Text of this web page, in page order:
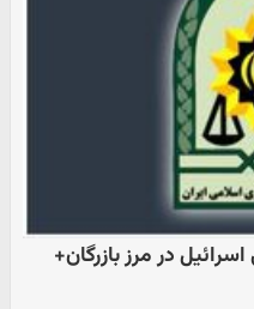
در مرز بازرگان+